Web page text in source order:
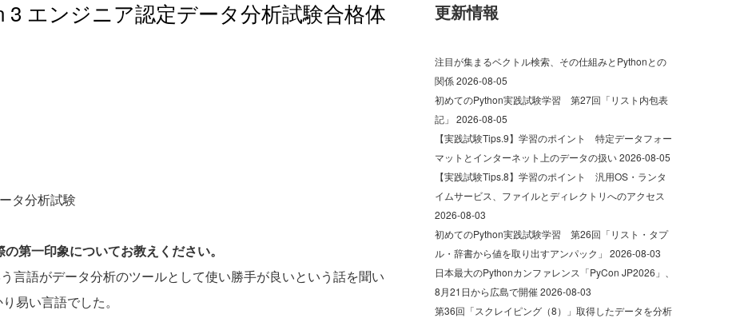
3 エンジニア認定データ分析試験合格体
タ分析試験
第一印象についてお教えください。
言語がデータ分析のツールとして使い勝手が良いという話を聞い
易い言語でした。
更新情報
注目が集まるベクトル検索、その仕組みとPythonとの
関係2026-08-05
初めてのPython実践試験学習 第27回「リスト内包表
記」 2026-08-05
【実践試験Tips.9】学習のポイント 特定データフォー
マットとインターネット上のデータの扱い2026-08-05
【実践試験Tips.8】学習のポイント 汎用OS・ランタ
イムサービス、ファイルとディレクトリへのアクセス
2026-08-03
初めてのPython実践試験学習 第26回「リスト・タプ
ル・辞書から値を取り出すアンパック」 2026-08-03
日本最大のPythonカンファレンス「PyCon JP2026」、
8月21日から広島で開催2026-08-03
第36回「スクレイピング（8）」取得したデータを分析